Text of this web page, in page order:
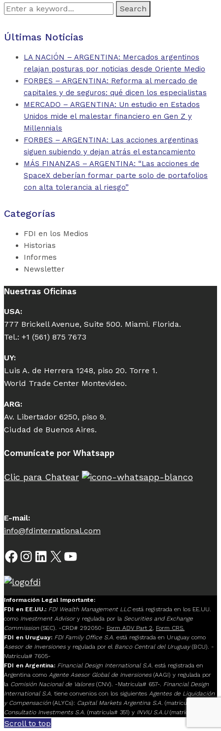
Search
Últimas Noticias
LA NACIÓN – ARGENTINA: Mercados argentinos
relajan posturas por noticias desde Oriente Medio
FORBES – ARGENTINA: Reforma al mercado de
capitales y de seguros: qué dicen los especialistas
MERCADO – ARGENTINA: Un estudio en Estados
Unidos mide el malestar financiero en Gen Z y
Millennials
FORBES – ARGENTINA: Las acciones argentinas
siguen subiendo y dejan atrás el estancamiento
MÁS FINANZAS – ARGENTINA: “Las acciones de
SpaceX deberían formar parte solo de portafolios
con alta tolerancia al riesgo”
Categorías
FDI en los Medios
Historias
Informes
Newsletter
Nuestras Oficinas
USA:
777 Brickell Avenue, Suite 500. Miami. Florida.
Tel.: +1 (561) 875 7673
UY:
Luis A. de Herrera 1248, piso 20. Torre 1.
World Trade Center Montevideo.
ARG:
Av. Libertador 6250, piso 9.
Ciudad de Buenos Aires.
Comunícate por Whatsapp
Clic para Chatear
E-mail:
info@fdinternational.com
Facebook
Instagram
LinkedIn
X YouTube
Información Legal Importante:
FDI en EE.UU.: FDI Wealth Management LLCestá registrada en los EE.UU.
como Investment Advisory regulada por la Securities and Exchange
Commission(SEC). -CRD# 292050- Form ADV Part 2
Form CRS.
FDI en Uruguay: FDI Family Office S.A. está registrada en Uruguay como
Asesor de Inversionesy regulada por el Banco Central del Uruguay(BCU). -
Matrícula# 7605-
FDI en Argentina: Financial Design International S.A. está registrada en
Argentina como Agente Asesor Global de Inversiones(AAGI) y regulada por
la Comisión Nacional de Valores(CNV). -Matrícula# 657-. Financial Design
International S.A. tiene convenios con los siguientes Agentes de Liquidación
y Compensación(ALYCs): Capital Markets Argentina S.A. (matrícula# 117),
Consultatio Investments S.A. (matrícula# 351) y INVIU S.A.U(matrícula# 205).
Scroll to top